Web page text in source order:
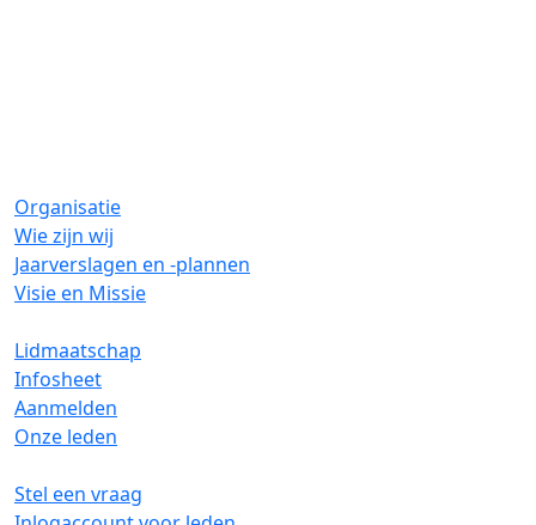
Organisatie
Wie zijn wij
Jaarverslagen en -plannen
Visie en Missie
Lidmaatschap
Infosheet
Aanmelden
Onze leden
Stel een vraag